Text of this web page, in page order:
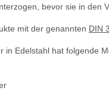
bevor sie in den
mit der genannten DIN
in Edelstahl hat folgende